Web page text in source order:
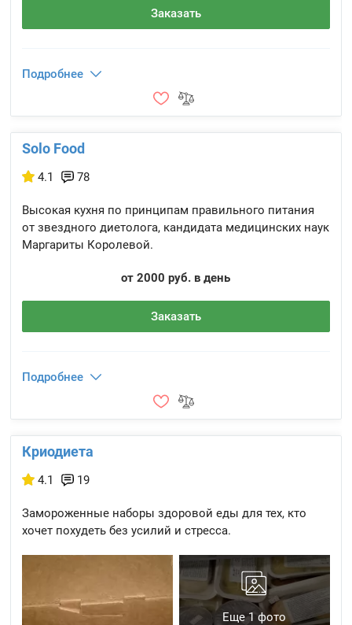
Заказать
Подробнее
Solo Food
4.1 78
Высокая кухня по принципам правильного питания
от звездного диетолога, кандидата медицинских наук
Маргариты Королевой.
от 2000 руб. в день
Заказать
Подробнее
Криодиета
4.1 19
Замороженные наборы здоровой еды для тех, кто
хочет похудеть без усилий и стресса.
Еще 1 фото